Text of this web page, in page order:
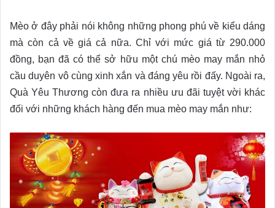
Mèo ở đây phải nói không những phong phú về kiểu dáng
mà còn cả về giá cả nữa. Chỉ với mức giá từ 290.000
đồng, bạn đã có thể sở hữu một chú mèo may mắn nhỏ
cầu duyên vô cùng xinh xắn và đáng yêu rồi đấy. Ngoài ra,
Quà Yêu Thương còn đưa ra nhiều ưu đãi tuyệt vời khác
đối với những khách hàng đến mua mèo may mắn như: